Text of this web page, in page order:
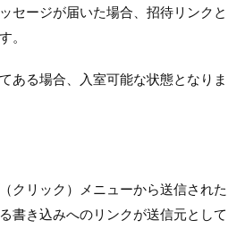
セージが届いた場合、招待リンクと
。
ある場合、入室可能な状態となりま
クリック）メニューから送信された
書き込みへのリンクが送信元として